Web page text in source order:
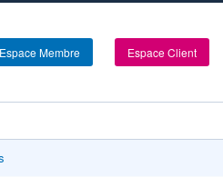
Espace Membre Espace Client
DE COURTAGE SUR PLUS